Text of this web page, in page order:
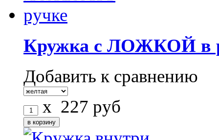
Кружка с ЛОЖКОЙ в
Добавить к сравнению
x 227 руб